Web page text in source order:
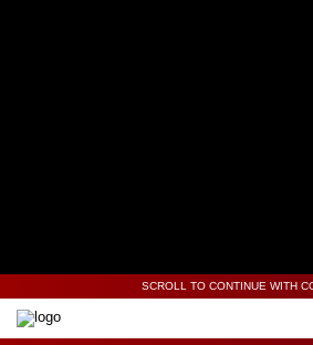
SCROLL TO CONTINUE WITH